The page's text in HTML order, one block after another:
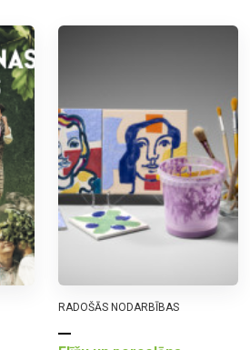
RADOŠĀS NODARBĪBAS